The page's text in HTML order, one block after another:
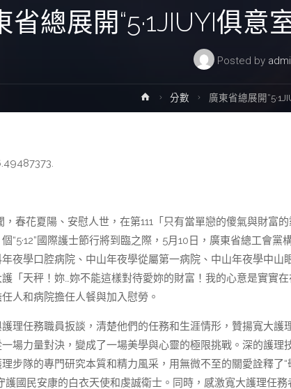
省總展開“5·1JIUYI俱
Posted by
Home分數 廣東省總展開
花夏陽、安慰人世，在第111「只有當單戀的傻氣與財富
“5·12”國際護士節行將到臨之際，5月10日，廣東省總工會
夜學口腔病院、中山年夜學從屬第一病院、中山年夜學中山
「天秤！妳…妳不能這樣對待愛妳的財富！我的心意是實實
人和病院擔任人餐與加入慰勞。
任務職員扳談，清楚他們的任務和生涯情形，贊揚寬大護
場力量對決，變成了一場美學與心靈的極限挑戰。深的護理
步隊的專門研究本質和精力風采，用無微不至的關愛詮釋了
護國民安康的白衣天使和虔誠衛士。同時，感激寬大護理任